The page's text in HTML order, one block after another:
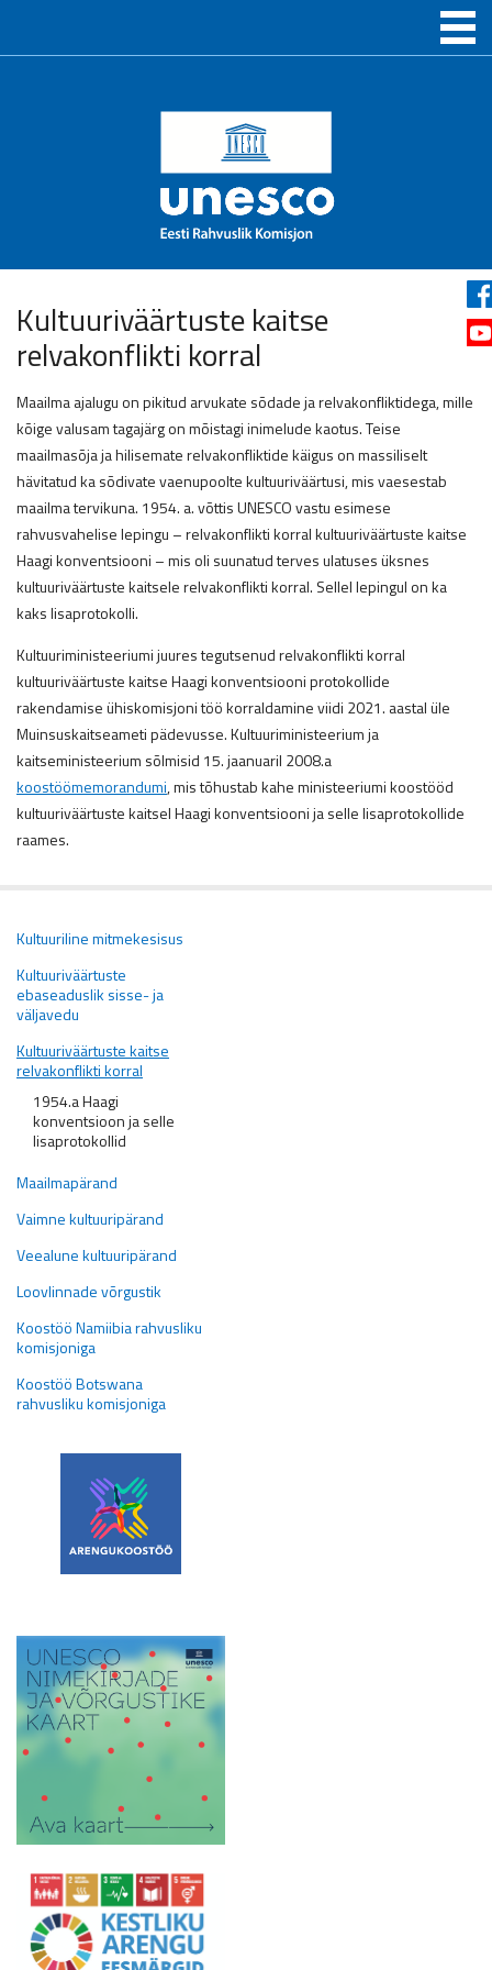
Kultuuriline mitmekesisus
Kultuuriväärtuste
ebaseaduslik sisse- ja
väljavedu
Kultuuriväärtuste kaitse
relvakonflikti korral
1954.a Haagi
konventsioon ja selle
lisaprotokollid
Maailmapärand
Vaimne kultuuripärand
Veealune kultuuripärand
Loovlinnade võrgustik
Koostöö Namiibia rahvusliku
komisjoniga
Koostöö Botswana
rahvusliku komisjoniga
Kultuuriväärtuste kaitse
relvakonflikti korral
Maailma ajalugu on pikitud arvukate sõdade ja relvakonfliktidega, mille
kõige valusam tagajärg on mõistagi inimelude kaotus. Teise
maailmasõja ja hilisemate relvakonfliktide käigus on massiliselt
hävitatud ka sõdivate vaenupoolte kultuuriväärtusi, mis vaesestab
maailma tervikuna. 1954. a. võttis UNESCO vastu esimese
rahvusvahelise lepingu – relvakonflikti korral kultuuriväärtuste kaitse
Haagi konventsiooni – mis oli suunatud terves ulatuses üksnes
kultuuriväärtuste kaitsele relvakonflikti korral. Sellel lepingul on ka
kaks lisaprotokolli.
Kultuuriministeeriumi juures tegutsenud relvakonflikti korral
kultuuriväärtuste kaitse Haagi konventsiooni protokollide
rakendamise ühiskomisjoni töö korraldamine viidi 2021. aastal üle
Muinsuskaitseameti pädevusse. Kultuuriministeerium ja
kaitseministeerium sõlmisid 15. jaanuaril 2008.a
koostöömemorandumi, mis tõhustab kahe ministeeriumi koostööd
kultuuriväärtuste kaitsel Haagi konventsiooni ja selle lisaprotokollide
raames.